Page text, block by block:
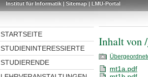
Institut für Informatik| Sitemap| LMU-Portal
STARTSEITE
STUDIENINTERESSIERTE
STUDIERENDE
Inhalt von /
mt1a.pdf